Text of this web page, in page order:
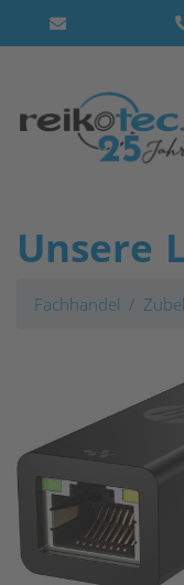
Unsere
Fachhandel